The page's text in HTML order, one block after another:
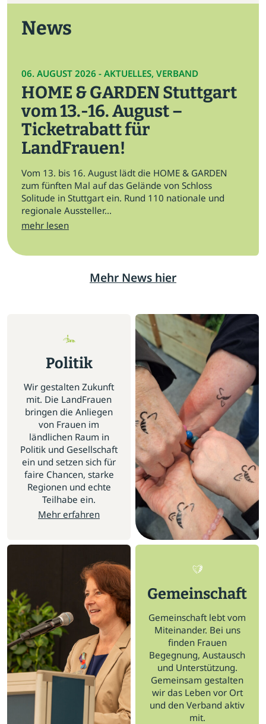
News
06. AUGUST 2026 - AKTUELLES, VERBAND
HOME & GARDEN Stuttgart
vom 13.-16. August –
Ticketrabatt für
LandFrauen!
Vom 13. bis 16. August lädt die HOME & GARDEN
zum fünften Mal auf das Gelände von Schloss
Solitude in Stuttgart ein. Rund 110 nationale und
regionale Aussteller...
mehr lesen
Mehr News hier
Politik
Wir gestalten Zukunft
mit. Die LandFrauen
bringen die Anliegen
von Frauen im
ländlichen Raum in
Politik und Gesellschaft
ein und setzen sich für
faire Chancen, starke
Regionen und echte
Teilhabe ein.
Mehr erfahren
Gemeinschaft
Gemeinschaft lebt vom
Miteinander. Bei uns
finden Frauen
Begegnung, Austausch
und Unterstützung.
Gemeinsam gestalten
wir das Leben vor Ort
und den Verband aktiv
mit.